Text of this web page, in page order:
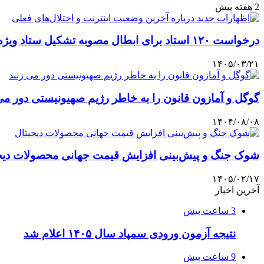
2 هفته پیش
درخواست ۱۲۰ استاد برای ابطال مصوبه تشکیل ستاد ویژه فضای مجازی
۱۴۰۵/۰۳/۲۱
گوگل و آمازون قانون را به خاطر رژیم صهیونیستی دور
۱۴۰۴/۰۸/۰۸
شوک جنگ و پیش‌بینی افزایش قیمت جهانی محصولات
۱۴۰۵/۰۲/۱۷
آخرین اخبار
3 ساعت پیش
نتیجه آزمون ورودی سمپاد سال ۱۴۰۵ اعلام شد
9 ساعت پیش